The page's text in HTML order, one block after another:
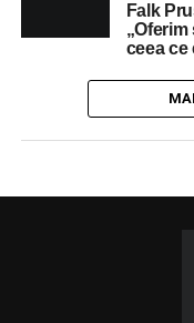
Falk
ceea ce